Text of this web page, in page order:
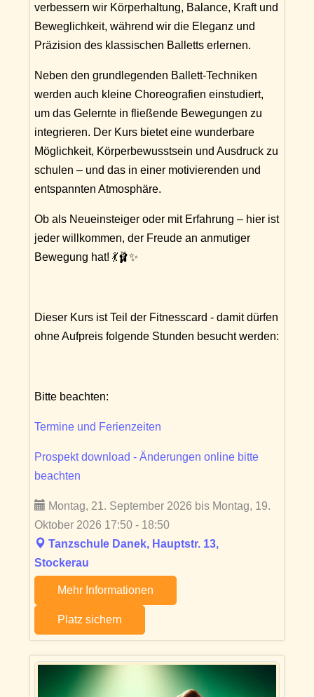
verbessern wir Körperhaltung, Balance, Kraft und
Beweglichkeit, während wir die Eleganz und
Präzision des klassischen Balletts erlernen.
Neben den grundlegenden Ballett-Techniken
werden auch kleine Choreografien einstudiert,
um das Gelernte in fließende Bewegungen zu
integrieren. Der Kurs bietet eine wunderbare
Möglichkeit, Körperbewusstsein und Ausdruck zu
schulen – und das in einer motivierenden und
entspannten Atmosphäre.
Ob als Neueinsteiger oder mit Erfahrung – hier ist
jeder willkommen, der Freude an anmutiger
Bewegung hat! 💃🩰✨
Dieser Kurs ist Teil der Fitnesscard - damit dürfen
ohne Aufpreis folgende Stunden besucht werden:
Bitte beachten:
Termine und Ferienzeiten
Prospekt download - Änderungen online bitte
beachten
Montag, 21. September 2026 bis Montag, 19.
Oktober 2026 17:50 - 18:50
Tanzschule Danek, Hauptstr. 13,
Stockerau
Mehr Informationen
Platz sichern